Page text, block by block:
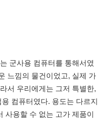
군사용 컴퓨터를 통해서였
느낌의 물건이었고, 실제 가
서 우리에게는 그저 특별한,
컴퓨터였다. 용도는 다르지
사용할 수 없는 고가 제품이